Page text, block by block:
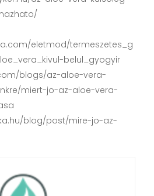
eletmod/termeszetes_g
belul_gyogyir
blogs/az-aloe-vera-
miert-jo-az-aloe-vera-
blog/post/mire-jo-az-